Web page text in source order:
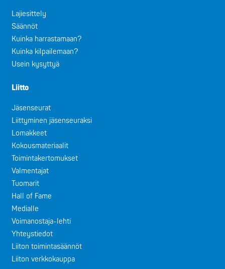
Lajiesittely
Säännöt
Kuinka harrastamaan?
Kuinka kilpailemaan?
Usein kysyttyä
Liitto
Jäsenseurat
Liittyminen jäsenseuraksi
Lomakkeet
Kokousmateriaalit
Toimintakertomukset
Valmentajat
Tuomarit
Hall of Fame
Medialle
Voimanostaja-lehti
Yhteystiedot
Liiton toimintasäännöt
Liiton verkkokauppa